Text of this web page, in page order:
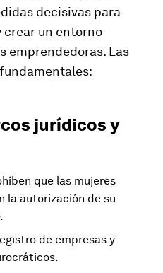
decisivas para
un entorno
emprendedoras. Las
jurídicos y
que las mujeres
la autorización de su
de empresas y